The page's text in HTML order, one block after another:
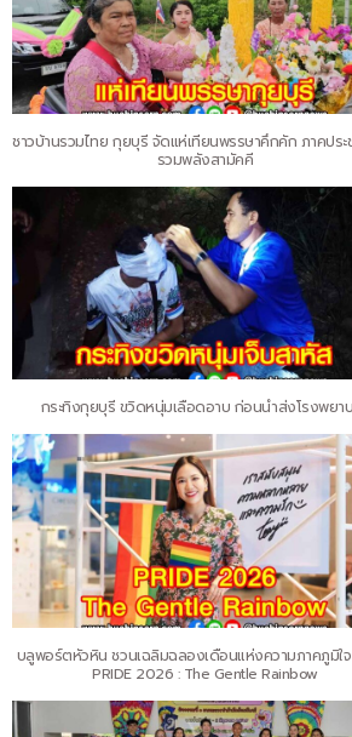
ชาวบ้านรวมไทย กุยบุรี จัดแห่เทียนพรรษาคึกคัก ภาคประ
รวมพลังสามัคคี
กระทิงกุยบุรี ขวิดหนุ่มเลือดอาบ ก่อนนำส่งโรงพยา
บลูพอร์ตหัวหิน ชวนเฉลิมฉลองเดือนแห่งความภาคภูมิใจ
PRIDE 2026 : The Gentle Rainbow